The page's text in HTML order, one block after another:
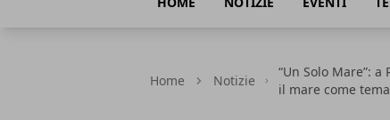
Home Notizie
“Un Solo Mare”:
il mare come